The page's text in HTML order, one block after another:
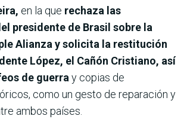
en la que rechaza las
presidente de Brasil sobre la
Alianza y solicita la restitución
López, el Cañón Cristiano, así
de guerray copias de
como un gesto de reparación y
ambos países.